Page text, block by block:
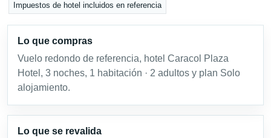
Impuestos de hotel incluidos en referencia
Lo que compras
Vuelo redondo de referencia, hotel Caracol Plaza
Hotel, 3 noches, 1 habitación · 2 adultos y plan Solo
alojamiento.
Lo que se revalida